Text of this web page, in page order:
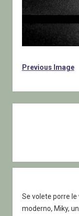
Previous Image
Se volete porre
moderno, Miky,